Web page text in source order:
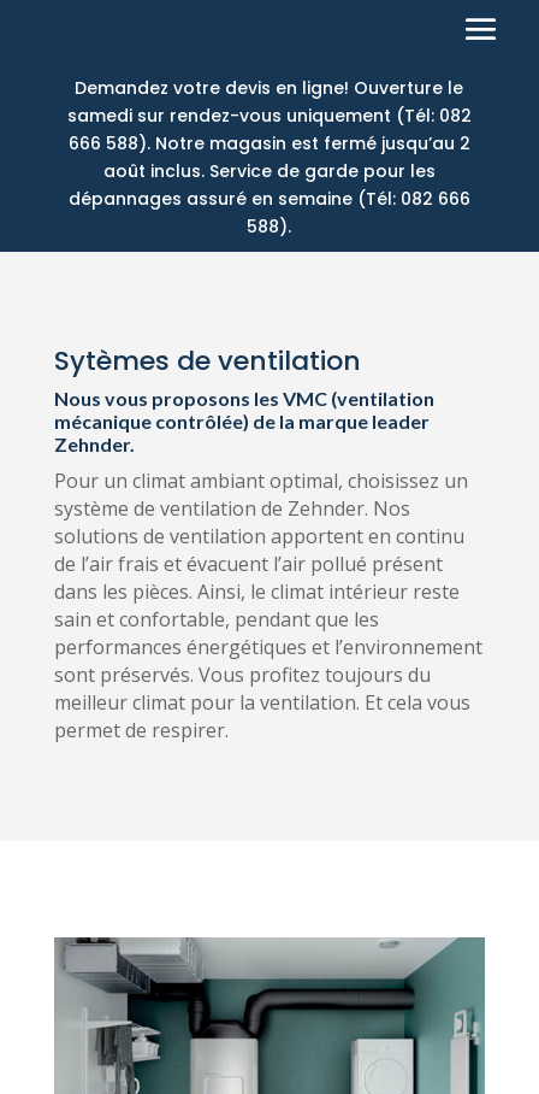
Demandez votre devis en ligne! Ouverture le
samedi sur rendez-vous uniquement (Tél: 082
666 588). Notre magasin est fermé jusqu’au 2
août inclus. Service de garde pour les
dépannages assuré en semaine (Tél: 082 666
588).
Sytèmes de ventilation
Nous vous proposons les VMC (ventilation
mécanique contrôlée) de la marque leader
Zehnder.
Pour un climat ambiant optimal, choisissez un
système de ventilation de Zehnder. Nos
solutions de ventilation apportent en continu
de l’air frais et évacuent l’air pollué présent
dans les pièces. Ainsi, le climat intérieur reste
sain et confortable, pendant que les
performances énergétiques et l’environnement
sont préservés. Vous profitez toujours du
meilleur climat pour la ventilation. Et cela vous
permet de respirer.